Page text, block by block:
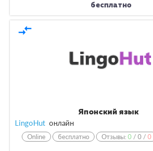
бесплатно
compare_arrows
Японский язык
LingoHut онлайн
Online бесплатно Отзывы:0 /0 /0